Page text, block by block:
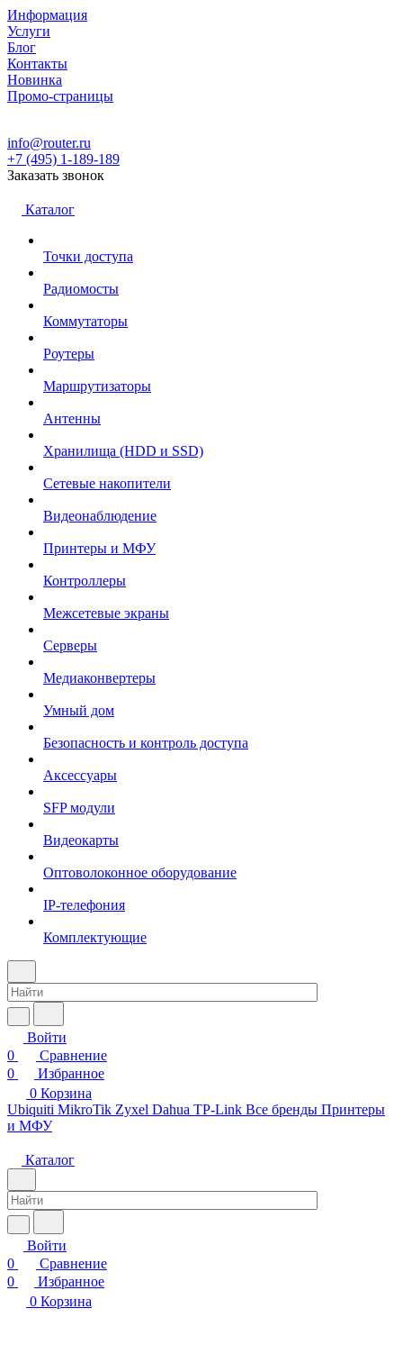
Информация
Услуги
Блог
Контакты
Новинка
Промо-страницы
info@router.ru
+7 (495) 1-189-189
Заказать звонок
Каталог
Точки доступа
Радиомосты
Коммутаторы
Роутеры
Маршрутизаторы
Антенны
Хранилища (HDD и SSD)
Сетевые накопители
Видеонаблюдение
Принтеры и МФУ
Контроллеры
Межсетевые экраны
Серверы
Медиаконвертеры
Умный дом
Безопасность и контроль доступа
Аксессуары
SFP модули
Видеокарты
Оптоволоконное оборудование
IP-телефония
Комплектующие
Войти
0
Сравнение
0
Избранное
0 Корзина
Ubiquiti MikroTik Zyxel Dahua TP-Link Все бренды Принтеры
и МФУ
Каталог
Войти
0
Сравнение
0
Избранное
0 Корзина